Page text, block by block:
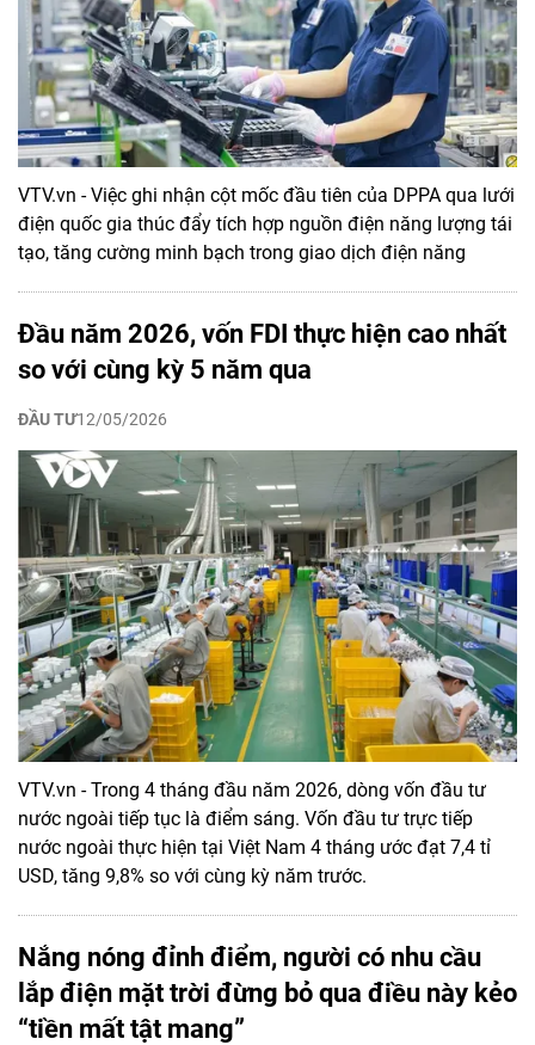
VTV.vn - Việc ghi nhận cột mốc đầu tiên của DPPA qua lưới
điện quốc gia thúc đẩy tích hợp nguồn điện năng lượng tái
tạo, tăng cường minh bạch trong giao dịch điện năng
Đầu năm 2026, vốn FDI thực hiện cao nhất
so với cùng kỳ 5 năm qua
ĐẦU TƯ12/05/2026
VTV.vn - Trong 4 tháng đầu năm 2026, dòng vốn đầu tư
nước ngoài tiếp tục là điểm sáng. Vốn đầu tư trực tiếp
nước ngoài thực hiện tại Việt Nam 4 tháng ước đạt 7,4 tỉ
USD, tăng 9,8% so với cùng kỳ năm trước.
Nắng nóng đỉnh điểm, người có nhu cầu
lắp điện mặt trời đừng bỏ qua điều này kẻo
“tiền mất tật mang”